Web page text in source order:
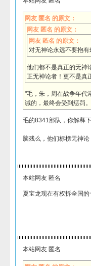
网友 匿名 的原文：
网友 匿名 的原文：
网友 匿名 的原文：
对无神论永远不要抱有
他们都不是真正的无神
正无神论者！更不是真
"毛，朱，周在战争年代
诫的，最终会受到惩罚。
毛的8341部队，你解释下
脑残么，他们标榜无神
本站网友 匿名
夏宝龙现在有权拆全国的
本站网友 匿名